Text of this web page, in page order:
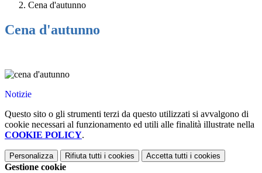
Cena d'autunno
Cena d'autunno
Notizie
Questo sito o gli strumenti terzi da questo utilizzati si avvalgono di
cookie necessari al funzionamento ed utili alle finalità illustrate nella
COOKIE POLICY.
Personalizza Rifiuta tutti i cookies Accetta tutti i cookies
Gestione cookie